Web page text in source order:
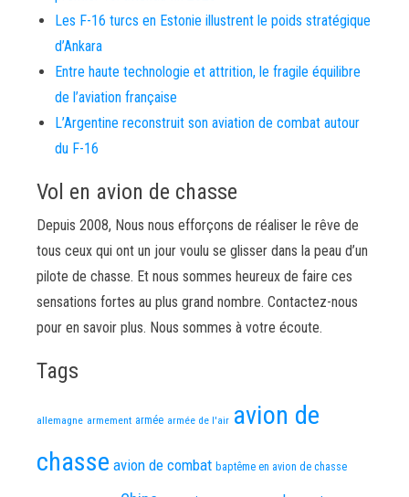
Les F-16 turcs en Estonie illustrent le poids stratégique
d’Ankara
Entre haute technologie et attrition, le fragile équilibre
de l’aviation française
L’Argentine reconstruit son aviation de combat autour
du F-16
Vol en avion de chasse
Depuis 2008, Nous nous efforçons de réaliser le rêve de
tous ceux qui ont un jour voulu se glisser dans la peau d’un
pilote de chasse. Et nous sommes heureux de faire ces
sensations fortes au plus grand nombre. Contactez-nous
pour en savoir plus. Nous sommes à votre écoute.
Tags
allemagne armement armée armée de l'air avion de
chasse avion de combat baptême en avion de chasse